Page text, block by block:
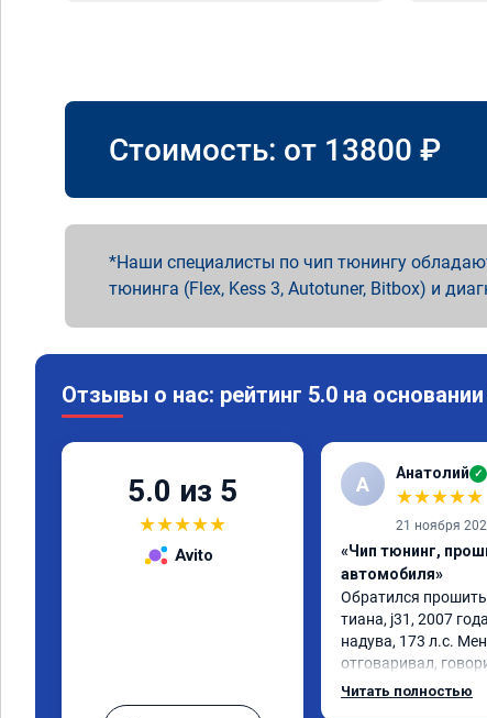
Стоимость: от 13800 ₽
Наши специалисты по чип тюнингу
тюнинга (Flex, Kess 3, Autotuner, Bitbox) и
Отзывы о нас: рейтинг 5.0 на
5.0 из 5
★★★★★
Avito
А Анатолий ✓
★★★★★
21 ноября
«Чип тюнинг,
автомобиля»
Обратился
тиана, j31, 2007
надува, 173 л.с.
отговаривал,
нет, то прошивка
Читать полностью